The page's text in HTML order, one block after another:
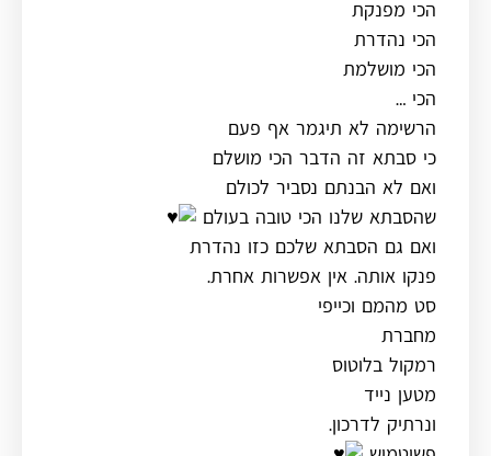
הכי מפנקת
הכי נהדרת
הכי מושלמת
הכי …
הרשימה לא תיגמר אף פעם
כי סבתא זה הדבר הכי מושלם
ואם לא הבנתם נסביר לכולם
שהסבתא שלנו הכי טובה בעולם
ואם גם הסבתא שלכם כזו נהדרת
פנקו אותה. אין אפשרות אחרת.
סט מהמם וכייפי
מחברת
רמקול בלוטוס
מטען נייד
ונרתיק לדרכון.